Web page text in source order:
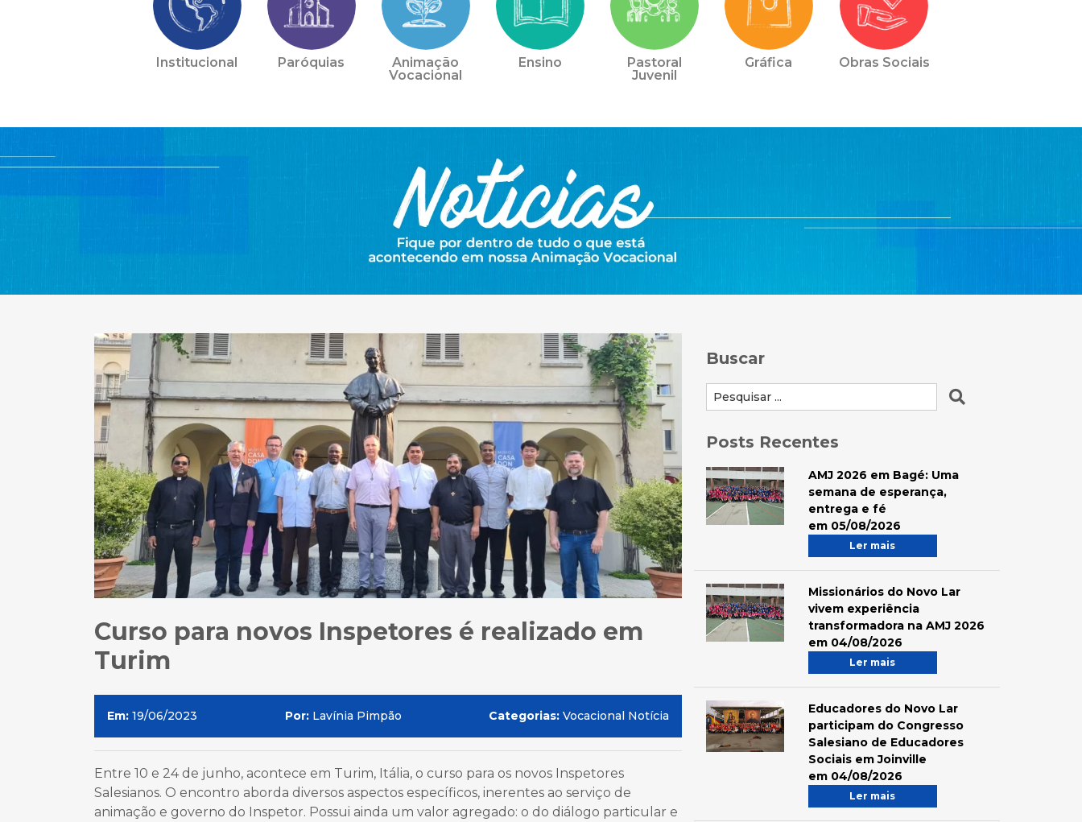
Institucional Paróquias
Animação
Vocacional
Ensino
Pastoral
Juvenil
Gráfica Obras Sociais
Curso para novos Inspetores é realizado em
Turim
Em: 19/06/2023 Por: Lavínia Pimpão Categorias: Vocacional Notícia
Entre 10 e 24 de junho, acontece em Turim, Itália, o curso para os novos Inspetores
Salesianos. O encontro aborda diversos aspectos específicos, inerentes ao serviço de
animação e governo do Inspetor. Possui ainda um valor agregado: o do diálogo particular e
Buscar
Posts Recentes
AMJ 2026 em Bagé: Uma
semana de esperança,
entrega e fé
em 05/08/2026
Ler mais
Missionários do Novo Lar
vivem experiência
transformadora na AMJ 2026
em 04/08/2026
Ler mais
Educadores do Novo Lar
participam do Congresso
Salesiano de Educadores
Sociais em Joinville
em 04/08/2026
Ler mais